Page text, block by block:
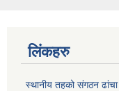
लिंकहरु
स्थानीय तहको संगठन ढांचा